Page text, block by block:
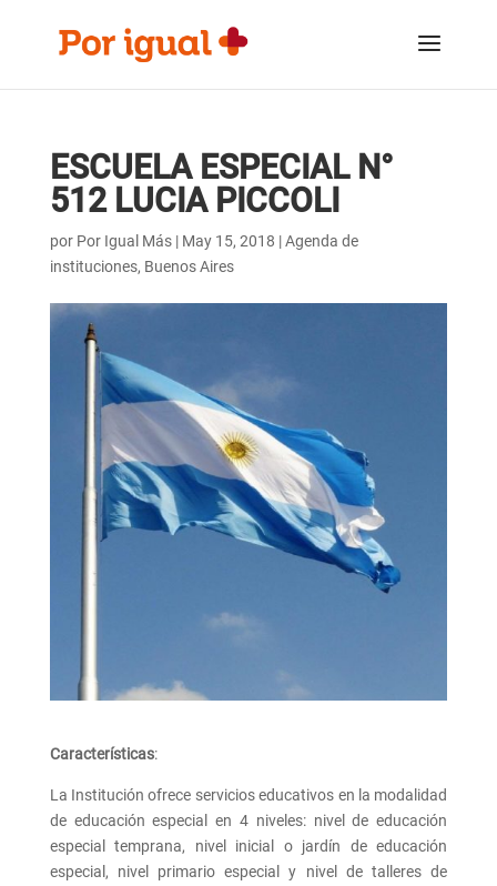
contenido
navegación
ESCUELA ESPECIAL N°
512 LUCIA PICCOLI
por Por Igual Más| May 15, 2018 |Agenda de
instituciones, Buenos Aires
Características:
La Institución ofrece servicios educativos en la modalidad
de educación especial en 4 niveles: nivel de educación
especial temprana, nivel inicial o jardín de educación
especial, nivel primario especial y nivel de talleres de